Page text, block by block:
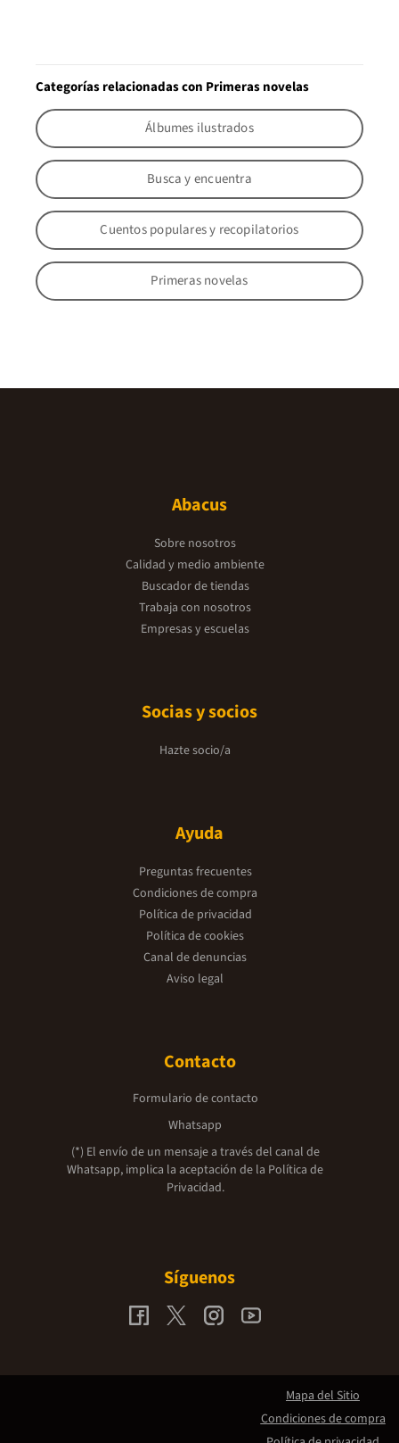
Categorías relacionadas con Primeras novelas
Álbumes ilustrados
Busca y encuentra
Cuentos populares y recopilatorios
Primeras novelas
Abacus
Sobre nosotros
Calidad y medio ambiente
Buscador de tiendas
Trabaja con nosotros
Empresas y escuelas
Socias y socios
Hazte socio/a
Ayuda
Preguntas frecuentes
Condiciones de compra
Política de privacidad
Política de cookies
Canal de denuncias
Aviso legal
Contacto
Formulario de contacto
Whatsapp
(*) El envío de un mensaje a través del canal de
Whatsapp, implica la aceptación de la Política de
Privacidad.
Síguenos
Mapa del Sitio
Condiciones de compra